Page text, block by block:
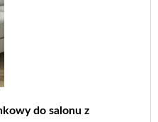
do salonu z